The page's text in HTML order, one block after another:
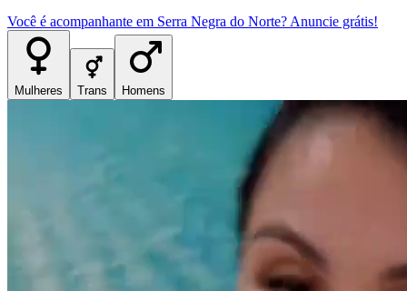
Você é acompanhante em Serra Negra do Norte? Anuncie grátis!
Mulheres Trans Homens